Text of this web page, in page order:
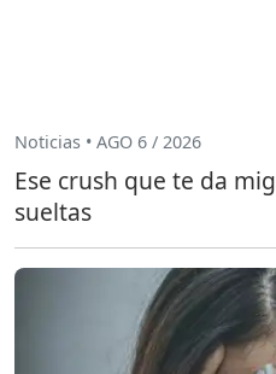
Noticias • AGO 6 / 2026
Ese crush que te da
sueltas